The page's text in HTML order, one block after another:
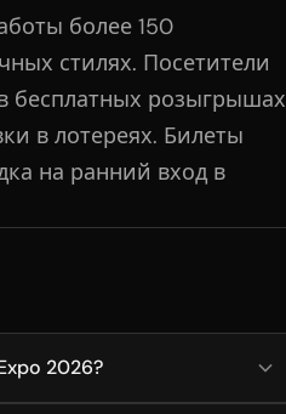
более 150
стилях. Посетители
бесплатных розыгрышах
в лотереях. Билеты
на ранний вход в
2026?